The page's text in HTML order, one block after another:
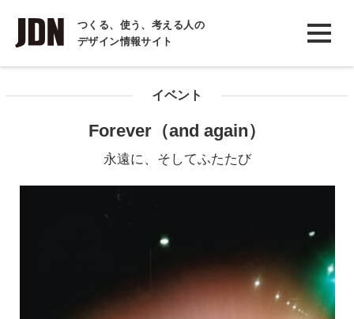
つくる、使う、考える人の
デザイン情報サイト
INTERVIEW
インタビュー
COLUMN
イベント
Forever（and again）
永遠に、そしてふたたび